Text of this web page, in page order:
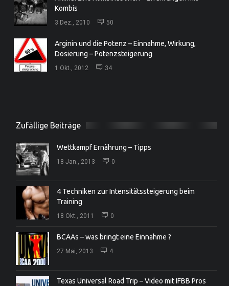
Kombis
3 Dez., 2010 50
Arginin und die Potenz – Einnahme, Wirkung,
Dosierung – Potenzsteigerung
1 Okt., 2012 34
Zufällige Beiträge
Wettkampf Ernährung – Tipps
18 Jan., 2013 0
4 Techniken zur Intensitätssteigerung beim
Training
18 Okt., 2011 0
BCAAs – was bringt eine Einnahme ?
27 Mai, 2013 4
Texas Universal Road Trip – Video mit IFBB Pros